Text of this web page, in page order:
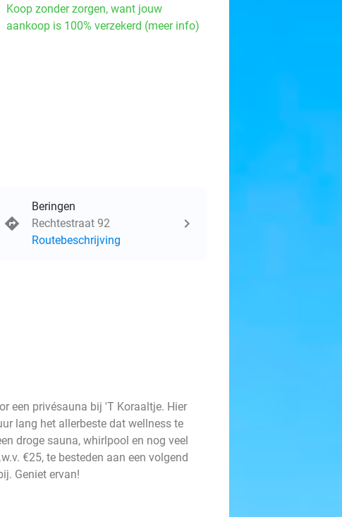
Koop zonder zorgen, want jouw
aankoop is 100% verzekerd (meer info)
Beringen
Rechtestraat 92
Routebeschrijving
een privésauna bij 'T Koraaltje. Hier
lang het allerbeste dat wellness te
droge sauna, whirlpool en nog veel
€25, te besteden aan een volgend
Geniet ervan!